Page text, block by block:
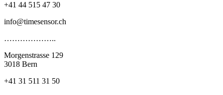
+41 44 515 47 30
info@timesensor.ch
………………..
Morgenstrasse 129
3018 Bern
+41 31 511 31 50